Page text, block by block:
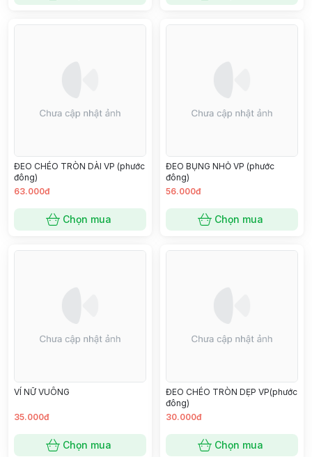
ĐEO CHÉO TRÒN DÀI VP (phước
đông)
63.000đ
Chọn mua
ĐEO BỤNG NHỎ VP (phước
đông)
56.000đ
Chọn mua
VÍ NỮ VUÔNG
35.000đ
Chọn mua
ĐEO CHÉO TRÒN DẸP VP(phước
đông)
30.000đ
Chọn mua